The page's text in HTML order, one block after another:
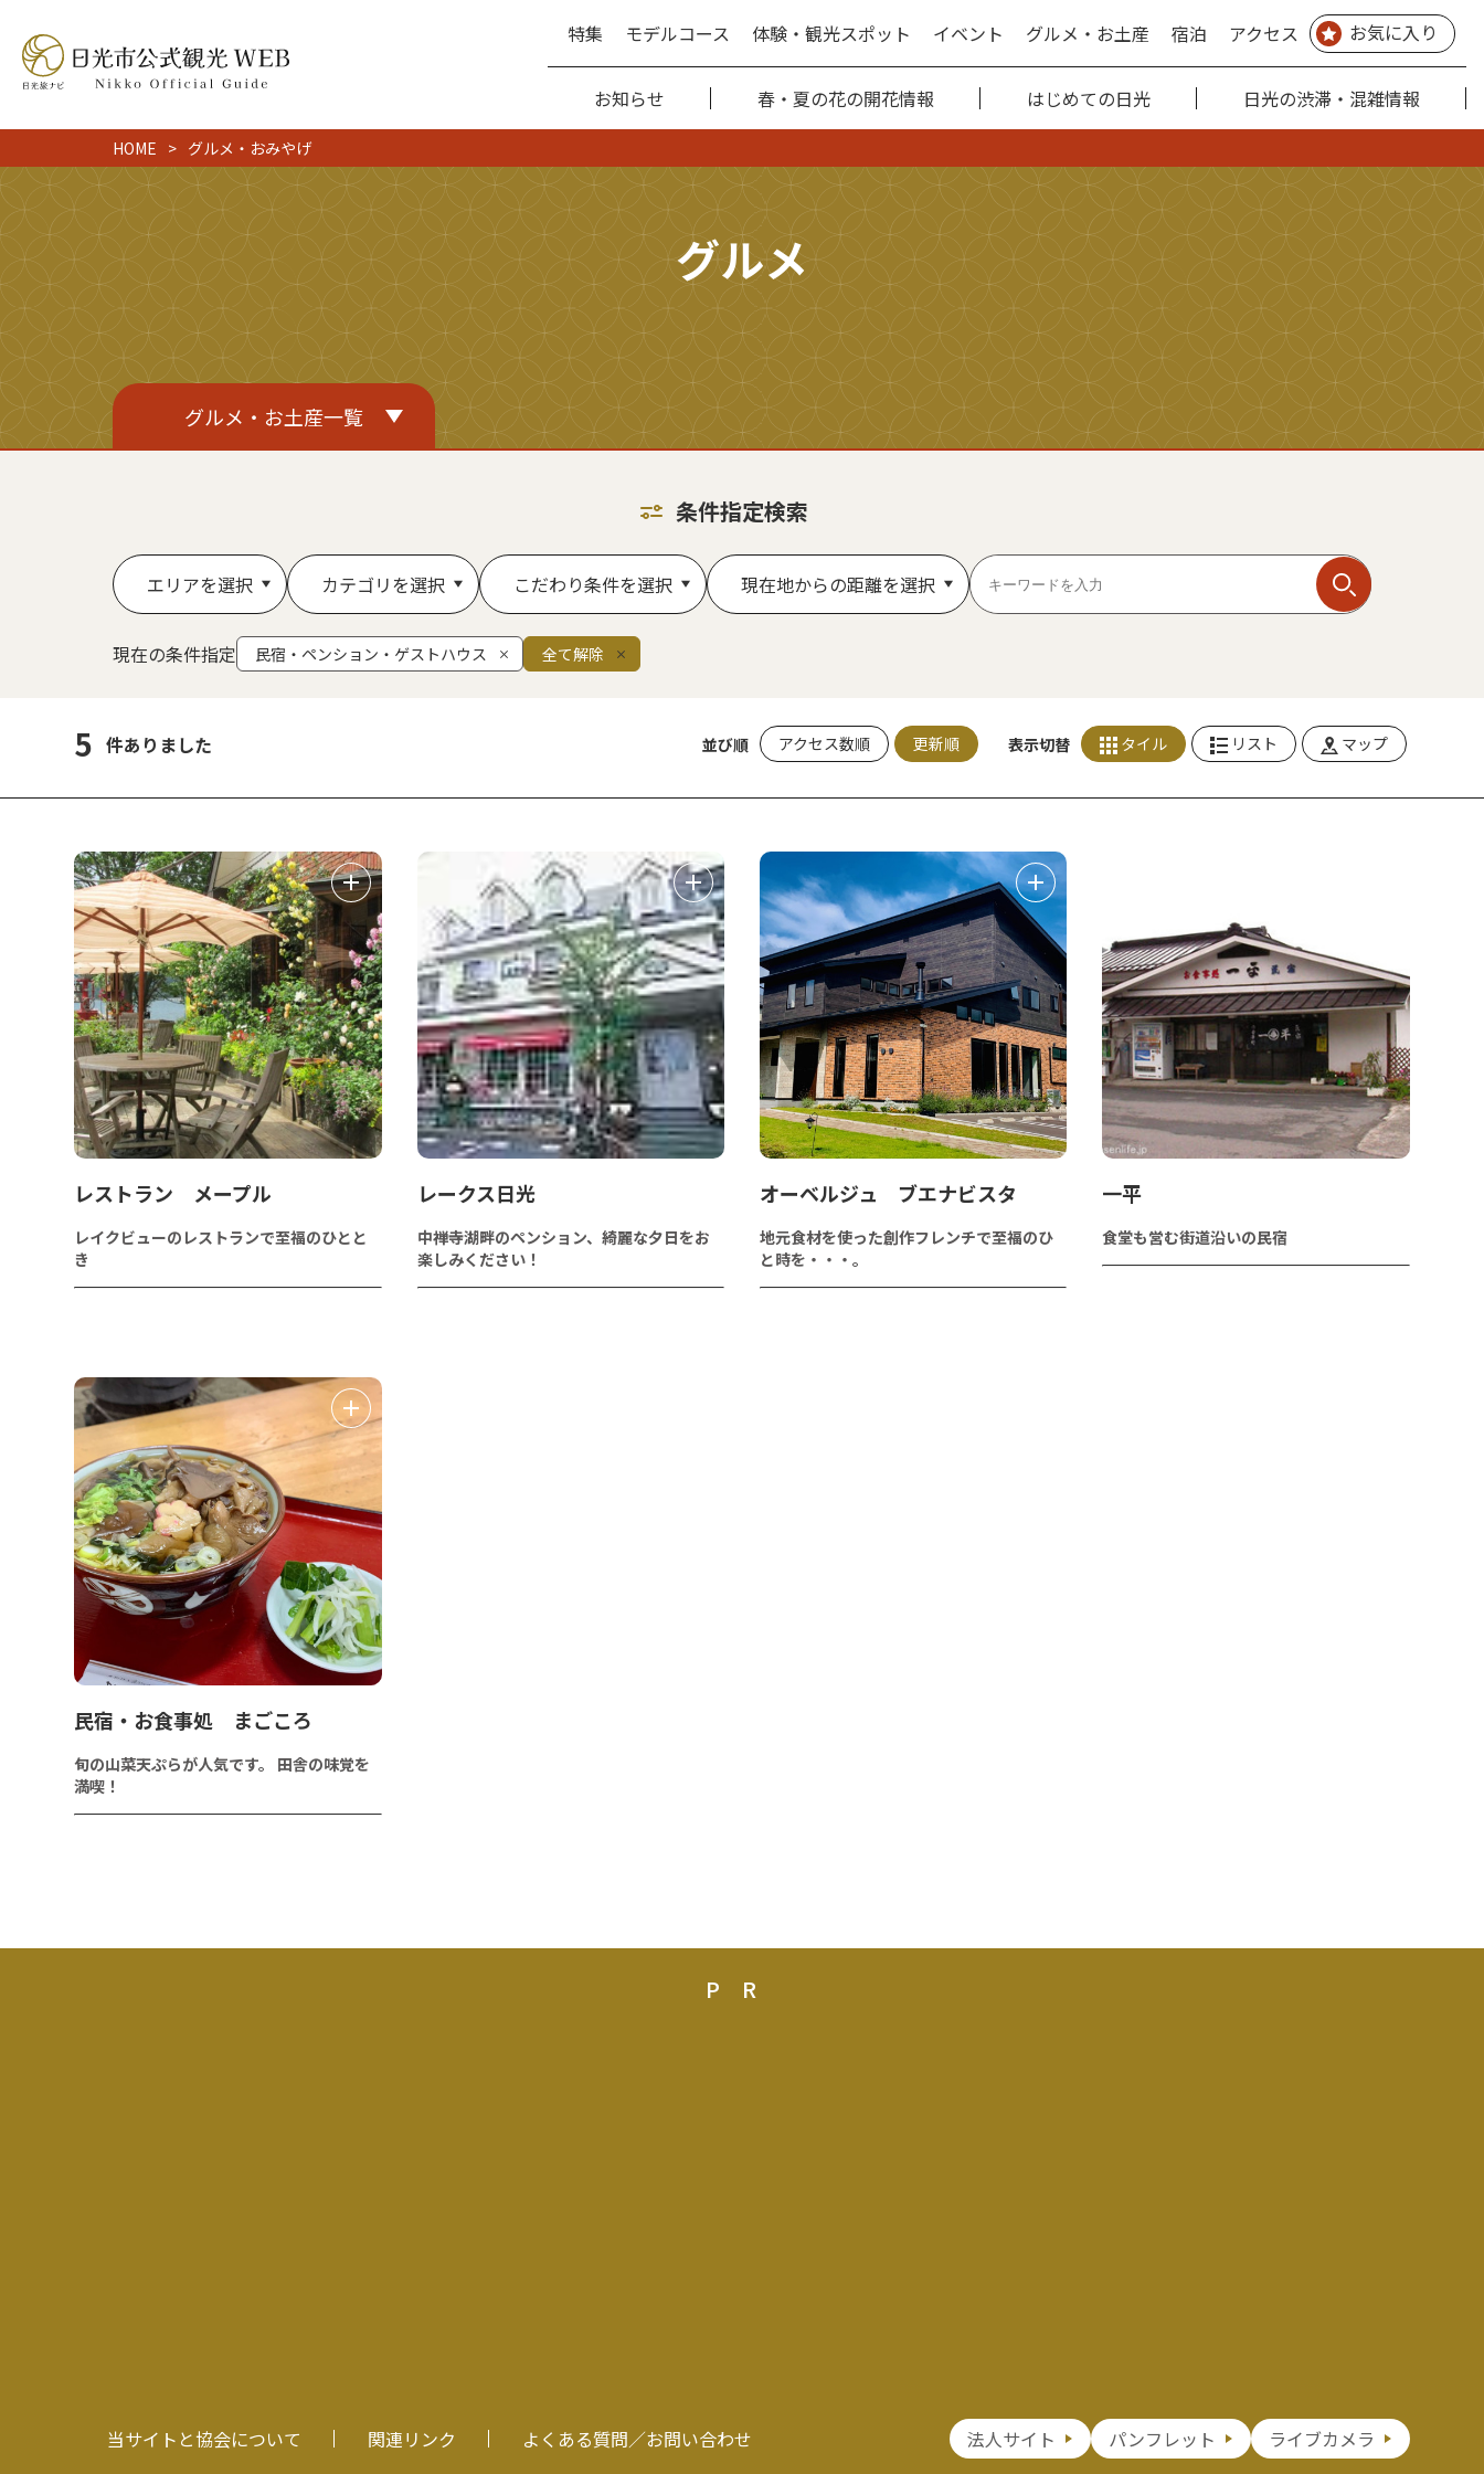
特集 モデルコース 体験・観光スポット イベント グルメ・お土産 宿泊 アクセス お気に入り
お知らせ 春・夏の花の開花情報 はじめての日光 日光の渋滞・混雑情報
HOME グルメ・おみやげ
グルメ
グルメ・お土産一覧
条件指定検索
エリアを選択 カテゴリを選択 こだわり条件を選択 現在地からの距離を選択
現在の条件指定 民宿・ペンション・ゲストハウス 全て解除
5 件ありました 並び順 アクセス数順 更新順 表示切替 タイル リスト マップ
レストラン メープル
レイクビューのレストランで至福のひとと
き
レークス日光
中禅寺湖畔のペンション、綺麗な夕日をお
楽しみください！
オーベルジュ ブエナビスタ
地元食材を使った創作フレンチで至福のひ
と時を・・・。
一平
食堂も営む街道沿いの民宿
民宿・お食事処 まごころ
旬の山菜天ぷらが人気です。 田舎の味覚を
満喫！
PR
当サイトと協会について 関連リンク よくある質問／お問い合わせ 法人サイト パンフレット ライブカメラ